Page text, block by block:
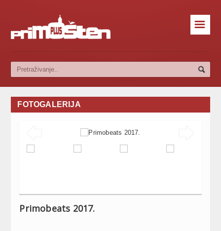
☰
FOTOGALERIJA
Primobeats 2017.